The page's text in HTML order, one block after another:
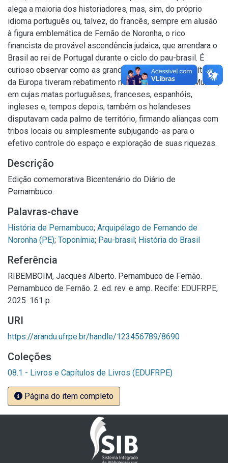
alega a maioria dos historiadores, mas, sim, do próprio
idioma português ou, talvez, do francês, sempre em alusão
à figura emblemática de Fernão de Noronha, o rico
financista de provável ascendência judaica, que arrendara o
Brasil ao rei de Portugal durante o ciclo do pau-brasil. É
curioso observar como as grandes contendas geopolíticas
da Europa tiveram rebatimento nos confins do Novo Mundo,
em cujas matas portuguêses, franceses, espanhóis,
ingleses e, tempos depois, também os holandeses
disputavam cada palmo de território, firmando alianças com
tribos locais ou simplesmente subjugando-as para o
efetivo controle do espaço e exploração de suas riquezas.
Descrição
Edição comemorativa Bicentenário do Diário de
Pernambuco.
Palavras-chave
História de Pernambuco; Arquipélago de Fernando de
Noronha (PE); Toponímia; Pau-brasil; História do Brasil
Referência
RIBEMBOIM, Jacques Alberto. Pernambuco de Fernão.
Pernambuco de Fernão. 2. ed. rev. e amp. Recife: EDUFRPE,
2025. 161 p.
URI
https://arandu.ufrpe.br/handle/123456789/8690
Coleções
08.1 - Livros e Capítulos de Livros (EDUFRPE)
Página do item completo